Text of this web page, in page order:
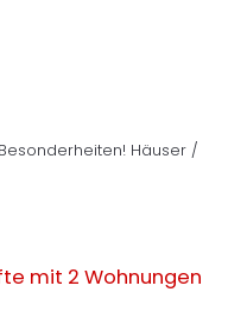
Häuser /
mit 2 Wohnungen